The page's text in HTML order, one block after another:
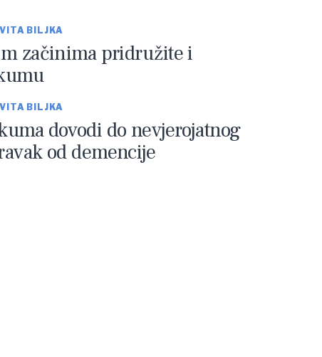
BILJKA
začinima pridružite i
BILJKA
dovodi do nevjerojatnog
od demencije